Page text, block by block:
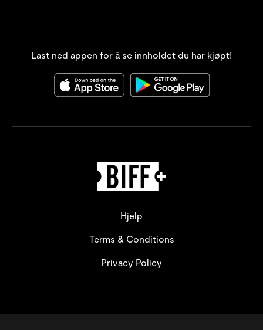
Last ned appen for å se innholdet du har kjøpt!
Hjelp
Terms & Conditions
Privacy Policy